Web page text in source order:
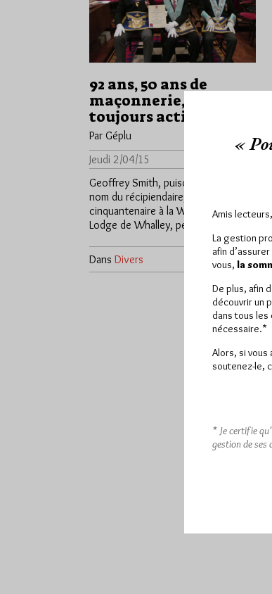
92 ans, 50 ans de
maçonnerie, et
toujours actif !
Par Géplu
Jeudi 2/04/15
Geoffrey Smith, puisque c'est le
nom du récipiendaire, a célébré ce
cinquantenaire à la Whalley Arches
Lodge de Whalley, petit…
Dans Divers 0 commentaire
«
Amis
La gestion
afin
vous, la
De plus, afin
découvrir un
dans tous
nécessaire.*
Alors, si vous
soutenez-le,
* Je certifie
gestion de ses